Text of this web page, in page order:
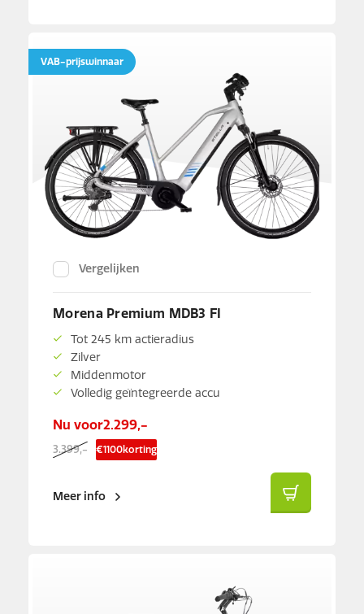
Vergelijken
Morena Premium MDB3 FI
Tot 245 km actieradius
Zilver
Middenmotor
Volledig geïntegreerde accu
Nu voor2.299,-
3.399,- €1100korting
Meer info
VAB-prijswinnaar